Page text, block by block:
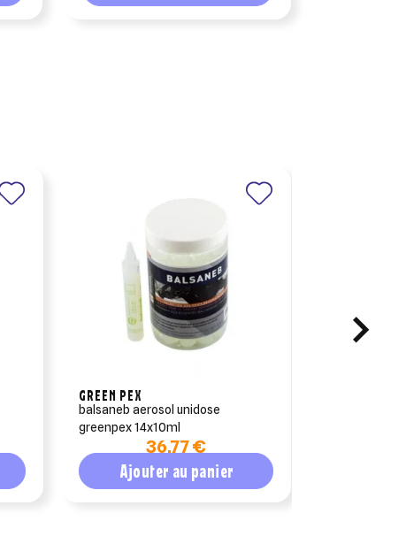
GREEN PEX
balsaneb aerosol unidose
greenpex 14x10ml
36,77 €
Ajouter au panier